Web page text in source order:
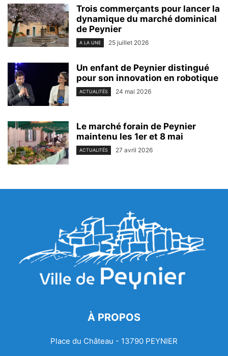
Trois commerçants pour lancer la
dynamique du marché dominical
de Peynier
A LA UNE 25 juillet 2026
Un enfant de Peynier distingué
pour son innovation en robotique
ACTUALITÉS 24 mai 2026
Le marché forain de Peynier
maintenu les 1er et 8 mai
ACTUALITÉS 27 avril 2026
À PROPOS
Place du Château - 13790 PEYNIER